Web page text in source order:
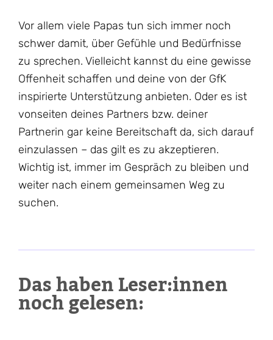
Vor allem viele Papas tun sich immer noch
schwer damit, über Gefühle und Bedürfnisse
zu sprechen. Vielleicht kannst du eine gewisse
Offenheit schaffen und deine von der GfK
inspirierte Unterstützung anbieten. Oder es ist
vonseiten deines Partners bzw. deiner
Partnerin gar keine Bereitschaft da, sich darauf
einzulassen – das gilt es zu akzeptieren.
Wichtig ist, immer im Gespräch zu bleiben und
weiter nach einem gemeinsamen Weg zu
suchen.
Das haben Leser:innen
noch gelesen: